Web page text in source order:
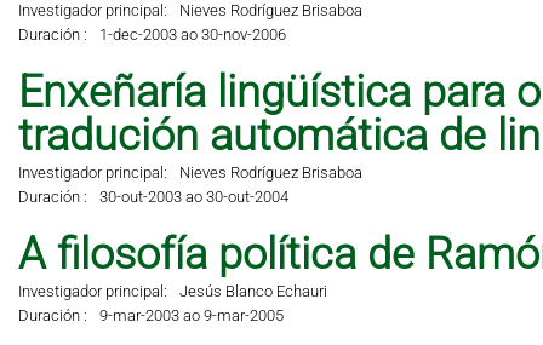
Investigador principal:
Nieves Rodríguez Brisaboa
Duración :
1-dec-2003 ao 30-nov-2006
Enxeñaría lingüística para
tradución automática de
Investigador principal:
Nieves Rodríguez Brisaboa
Duración :
30-out-2003 ao 30-out-2004
A filosofía política de
Investigador principal:
Jesús Blanco Echauri
Duración :
9-mar-2003 ao 9-mar-2005